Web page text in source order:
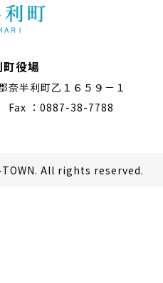
役場
奈半利町乙１６５９－１
：0887-38-7788
All rights reserved.